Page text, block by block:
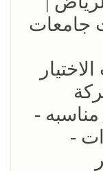
جامعات
- شركة
-
-